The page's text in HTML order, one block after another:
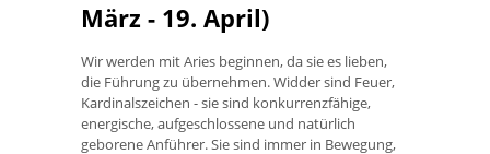
März - 19. April)
Wir werden mit Aries beginnen, da sie es lieben,
die Führung zu übernehmen. Widder sind Feuer,
Kardinalszeichen - sie sind konkurrenzfähige,
energische, aufgeschlossene und natürlich
geborene Anführer. Sie sind immer in Bewegung,